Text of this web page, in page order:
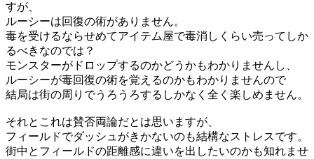
すが、
ルーシーは回復の術がありません。
毒を受けるならせめてアイテム屋で毒消しくらい売ってしか
るべきなのでは？
モンスターがドロップするのかどうかもわかりませんし、
ルーシーが毒回復の術を覚えるのかもわかりませんので
結局は街の周りでうろうろするしかなく全く楽しめません。
それとこれは賛否両論だとは思いますが、
フィールドでダッシュがきかないのも結構なストレスです。
街中とフィールドの距離感に違いを出したいのかも知れませ